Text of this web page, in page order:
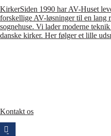
KirkerSiden 1990 har AV-Huset
forskellige AV-løsninger til en lang
sognehuse. Vi lader moderne
danske kirker. Her følger et lille
Kontakt os